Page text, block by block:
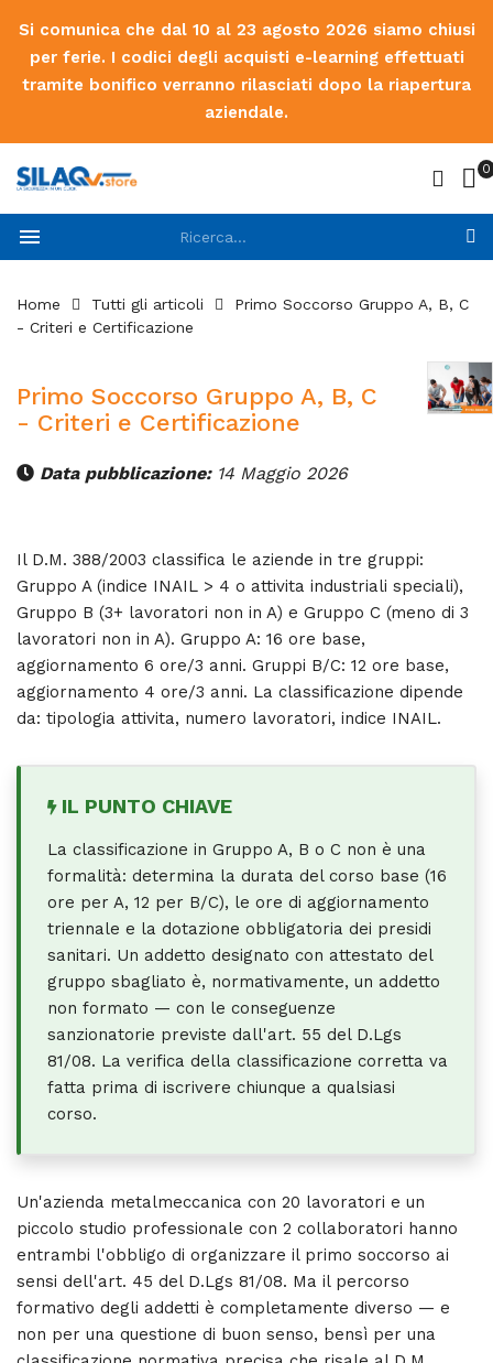
Si comunica che dal 10 al 23 agosto 2026 siamo chiusi
per ferie. I codici degli acquisti e-learning effettuati
tramite bonifico verranno rilasciati dopo la riapertura
aziendale.
0

Home Tutti gli articoli
Primo Soccorso Gruppo A, B, C
- Criteri e Certificazione
Primo Soccorso Gruppo A, B, C
- Criteri e Certificazione
Data pubblicazione: 14 Maggio 2026
Il D.M. 388/2003 classifica le aziende in tre gruppi:
Gruppo A (indice INAIL > 4 o attivita industriali speciali),
Gruppo B (3+ lavoratori non in A) e Gruppo C (meno di 3
lavoratori non in A). Gruppo A: 16 ore base,
aggiornamento 6 ore/3 anni. Gruppi B/C: 12 ore base,
aggiornamento 4 ore/3 anni. La classificazione dipende
da: tipologia attivita, numero lavoratori, indice INAIL.
IL PUNTO CHIAVE
La classificazione in Gruppo A, B o C non è una
formalità: determina la durata del corso base (16
ore per A, 12 per B/C), le ore di aggiornamento
triennale e la dotazione obbligatoria dei presidi
sanitari. Un addetto designato con attestato del
gruppo sbagliato è, normativamente, un addetto
non formato — con le conseguenze
sanzionatorie previste dall'art. 55 del D.Lgs
81/08. La verifica della classificazione corretta va
fatta prima di iscrivere chiunque a qualsiasi
corso.
Un'azienda metalmeccanica con 20 lavoratori e un
piccolo studio professionale con 2 collaboratori hanno
entrambi l'obbligo di organizzare il primo soccorso ai
sensi dell'art. 45 del D.Lgs 81/08. Ma il percorso
formativo degli addetti è completamente diverso — e
non per una questione di buon senso, bensì per una